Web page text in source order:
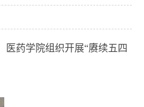
医药学院组织开展“赓续五四